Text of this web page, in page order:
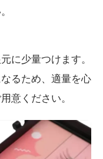
に少量つけます。
るため、適量を心
意ください。